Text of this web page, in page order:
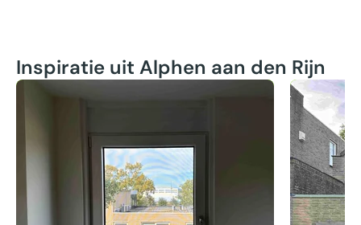
Inspiratie uit Alphen aan den Rijn